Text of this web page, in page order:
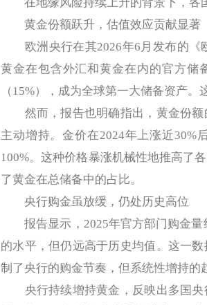
黄金份额跃升，估值效应贡献显著
欧洲央行在其2026年6月发布的《
黄金在包含外汇和黄金在内的官方储
（15%），成为全球第一大储备资产
然而，报告也明确指出，黄金份额
主动增持。金价在2024年上涨近30%
100%。这种价格暴涨机械性地推高了
了黄金在总储备中的占比。
央行购金虽放缓，仍处历史高位
报告显示，2025年官方部门购金量
的水平，但仍远高于历史均值。这一
制了央行的购金节奏，但系统性增持的
央行持续增持黄金，反映出多国央